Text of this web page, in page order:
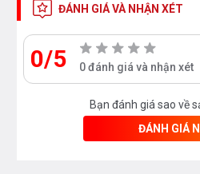
ĐÁNH GIÁ VÀ NHẬN XÉT
0/5 0 đánh giá và nhận xét
Bạn đánh giá sao về
ĐÁNH GIÁ